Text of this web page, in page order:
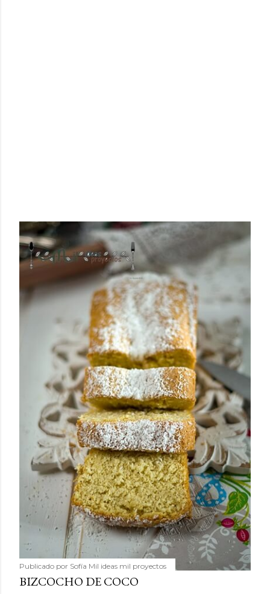
Publicado por Sofía Mil ideas mil proyectos
BIZCOCHO DE COCO